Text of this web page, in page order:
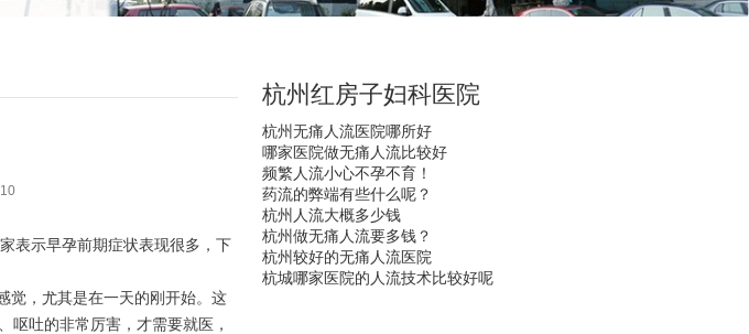
表示早孕前期症状表现很多，下
，尤其是在一天的刚开始。这
呕吐的非常厉害，才需要就医，
杭州红房子妇科医院
杭州无痛人流医院哪所好
哪家医院做无痛人流比较好
频繁人流小心不孕不育！
药流的弊端有些什么呢？
杭州人流大概多少钱
杭州做无痛人流要多钱？
杭州较好的无痛人流医院
杭城哪家医院的人流技术比较好呢